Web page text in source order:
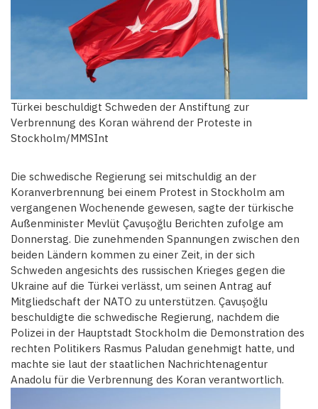
Türkei beschuldigt Schweden der Anstiftung zur
Verbrennung des Koran während der Proteste in
Stockholm/MMSInt
Die schwedische Regierung sei mitschuldig an der
Koranverbrennung bei einem Protest in Stockholm am
vergangenen Wochenende gewesen, sagte der türkische
Außenminister Mevlüt Çavuşoğlu Berichten zufolge am
Donnerstag. Die zunehmenden Spannungen zwischen den
beiden Ländern kommen zu einer Zeit, in der sich
Schweden angesichts des russischen Krieges gegen die
Ukraine auf die Türkei verlässt, um seinen Antrag auf
Mitgliedschaft der NATO zu unterstützen. Çavuşoğlu
beschuldigte die schwedische Regierung, nachdem die
Polizei in der Hauptstadt Stockholm die Demonstration des
rechten Politikers Rasmus Paludan genehmigt hatte, und
machte sie laut der staatlichen Nachrichtenagentur
Anadolu für die Verbrennung des Koran verantwortlich.